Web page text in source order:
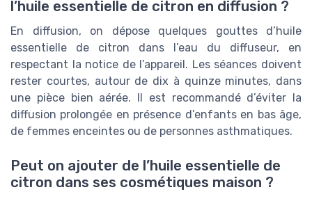
l’huile essentielle de citron en diffusion ?
En diffusion, on dépose quelques gouttes d’huile
essentielle de citron dans l’eau du diffuseur, en
respectant la notice de l’appareil. Les séances doivent
rester courtes, autour de dix à quinze minutes, dans
une pièce bien aérée. Il est recommandé d’éviter la
diffusion prolongée en présence d’enfants en bas âge,
de femmes enceintes ou de personnes asthmatiques.
Peut on ajouter de l’huile essentielle de
citron dans ses cosmétiques maison ?